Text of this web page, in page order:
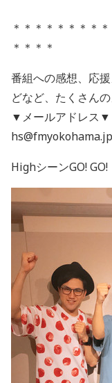
＊＊＊＊＊＊＊＊
＊＊＊＊
番組への感想、応
どなど、たくさん
▼メールアドレス▼
hs@fmyokohama.jp
HighシーンGO! GO!